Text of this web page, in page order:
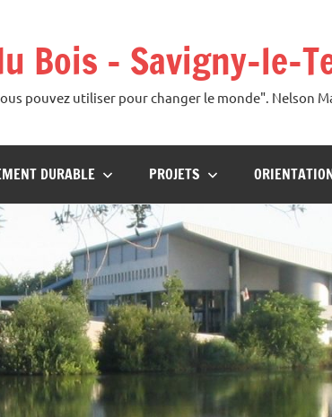
Bois – Savigny-le-
pouvez utiliser pour changer le monde". Nelson
DURABLE PROJETS